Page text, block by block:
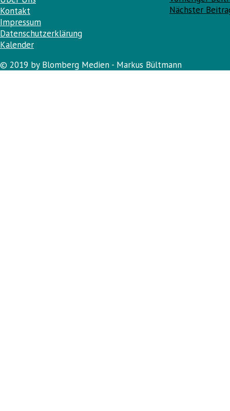
Nächster
Kontakt
Impressum
Datenschutzerklärung
Kalender
© 2019 by Blomberg Medien - Markus Bültmann